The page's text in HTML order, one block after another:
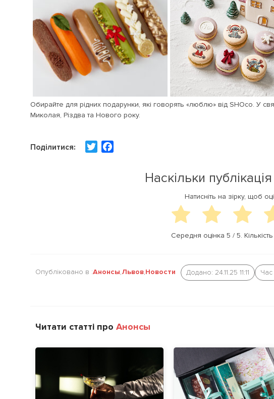
Обирайте для рідних подарунки, які говорять «люблю» від SHOco. У
Миколая, Різдва та Нового року.
Поділитися:
Наскільки
Натисніть на зірку, щоб
Середня оцінка 5 / 5.
Опубліковано в :Анонсы,Львов,Новости Додано: 24.11.25 11:11
Читати статті про Анонсы